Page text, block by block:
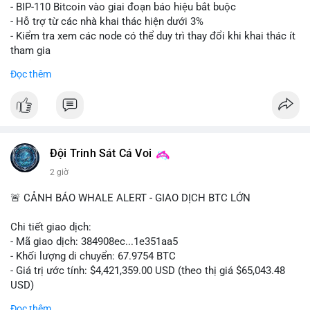
Lời khuyên: Nhà đầu tư nhỏ lẻ nên thận trọng quan sát biến
động thanh khoản trong 24-48 giờ tới. Tránh hành động theo
cảm xúc, hãy chờ xác nhận điểm đến của số BTC này trước khi
điều chỉnh vị thế.
#556btc #36trusd
- BIP-110 Bitcoin vào giai đoạn báo hiệu bắt buộc
- Hỗ trợ từ các nhà khai thác hiện dưới 3%
- Kiểm tra xem các node có thể duy trì thay đổi khi khai thác ít
tham gia
📰 Nguồn: Cointelegraph
Đọc thêm
Đội Trinh Sát Cá Voi
2 giờ
🚨 CẢNH BÁO WHALE ALERT - GIAO DỊCH BTC LỚN
Chi tiết giao dịch:
- Mã giao dịch: 384908ec...1e351aa5
- Khối lượng di chuyển: 67.9754 BTC
- Giá trị ước tính: $4,421,359.00 USD (theo thị giá $65,043.48
USD)